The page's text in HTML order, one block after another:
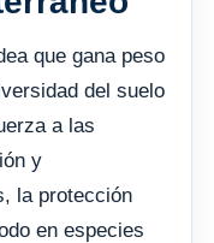
que gana peso
del suelo
a las
y
la protección
en especies